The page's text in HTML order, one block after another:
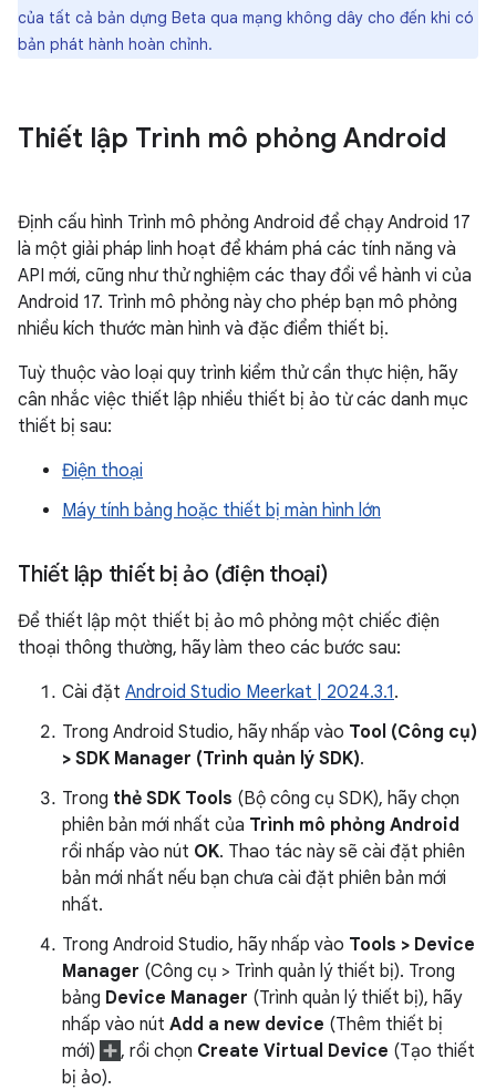
của tất cả bản dựng Beta qua mạng không dây cho đến khi có
bản phát hành hoàn chỉnh.
Thiết lập Trình mô phỏng Android
Định cấu hình Trình mô phỏng Android để chạy Android 17
là một giải pháp linh hoạt để khám phá các tính năng và
API mới, cũng như thử nghiệm các thay đổi về hành vi của
Android 17. Trình mô phỏng này cho phép bạn mô phỏng
nhiều kích thước màn hình và đặc điểm thiết bị.
Tuỳ thuộc vào loại quy trình kiểm thử cần thực hiện, hãy
cân nhắc việc thiết lập nhiều thiết bị ảo từ các danh mục
thiết bị sau:
Điện thoại
Máy tính bảng hoặc thiết bị màn hình lớn
Thiết lập thiết bị ảo (điện thoại)
Để thiết lập một thiết bị ảo mô phỏng một chiếc điện
thoại thông thường, hãy làm theo các bước sau:
Cài đặt Android Studio Meerkat | 2024.3.1.
Trong Android Studio, hãy nhấp vào Tool (Công cụ)
> SDK Manager (Trình quản lý SDK).
Trong thẻ SDK Tools (Bộ công cụ SDK), hãy chọn
phiên bản mới nhất của Trình mô phỏng Android
rồi nhấp vào nút OK. Thao tác này sẽ cài đặt phiên
bản mới nhất nếu bạn chưa cài đặt phiên bản mới
nhất.
Trong Android Studio, hãy nhấp vào Tools > Device
Manager (Công cụ > Trình quản lý thiết bị). Trong
bảng Device Manager (Trình quản lý thiết bị), hãy
nhấp vào nút Add a new device (Thêm thiết bị
mới)
, rồi chọn Create Virtual Device (Tạo thiết
bị ảo).